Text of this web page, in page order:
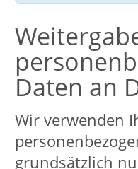
verschlüsselten und
Versand von Mails und
Zum Ersatz einer
vorgeschriebenen
besondere Form der
absenderbestätigten
erforderlich. Die zentrale
Eingangsadresse ist:
post@lippstadt.de-
Versand einer De-Mail
ein eigenes De-Mail-